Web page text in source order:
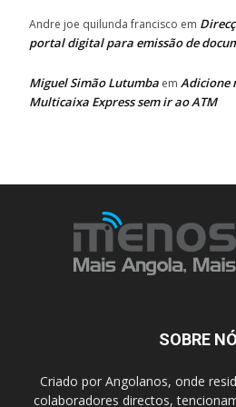
Andre joe quilunda francisco em
portal digital para emissão de
Miguel Simão Lutumba em Adicione
Multicaixa Express sem ir ao ATM
SOBRE
Criado por Angolanos, onde
colaboradores directos,